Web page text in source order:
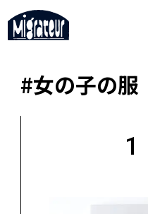
#女の子の服
1